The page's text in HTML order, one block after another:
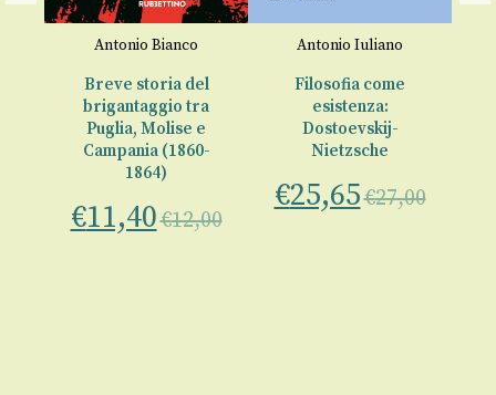
Antonio Bianco
Breve storia del
brigantaggio tra
Puglia, Molise e
Campania (1860-
1864)
€11,40€12,00
Antonio Iuliano
Filosofia come
esistenza:
Dostoevskij-
Nietzsche
€25,65€27,00